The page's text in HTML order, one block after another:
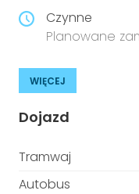
Czynne
Planowane
WIĘCEJ
Dojazd
Tramwaj
Autobus